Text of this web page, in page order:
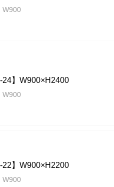
W900
24】W900×H2400
W900
22】W900×H2200
W900